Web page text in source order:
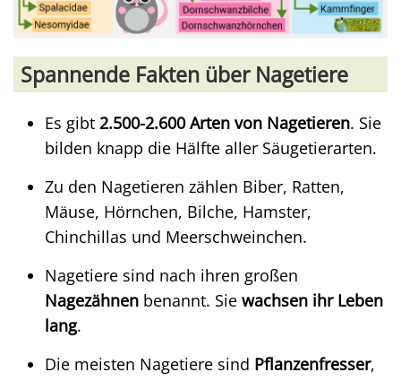
Spannende Fakten über Nagetiere
Es gibt 2.500-2.600 Arten von Nagetieren. Sie
bilden knapp die Hälfte aller Säugetierarten.
Zu den Nagetieren zählen Biber, Ratten,
Mäuse, Hörnchen, Bilche, Hamster,
Chinchillas und Meerschweinchen.
Nagetiere sind nach ihren großen
Nagezähnen benannt. Sie wachsen ihr Leben
lang.
Die meisten Nagetiere sind Pflanzenfresser,